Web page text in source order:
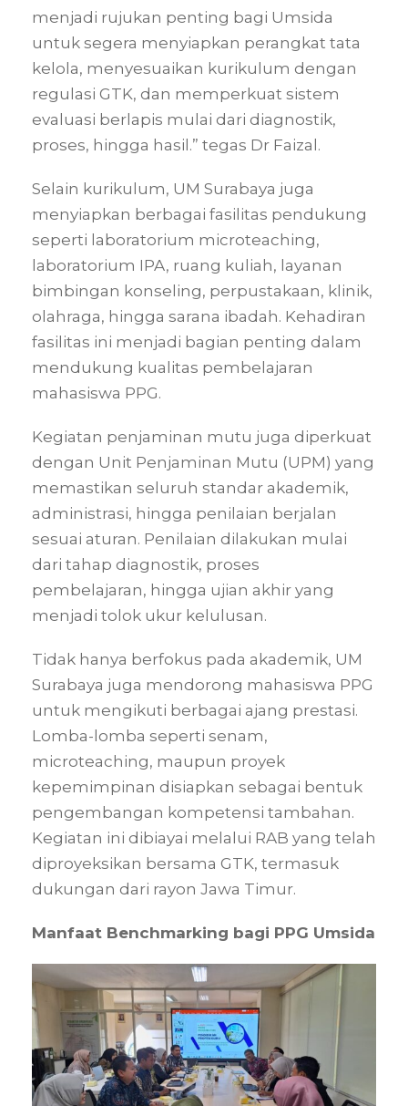
menjadi rujukan penting bagi Umsida
untuk segera menyiapkan perangkat tata
kelola, menyesuaikan kurikulum dengan
regulasi GTK, dan memperkuat sistem
evaluasi berlapis mulai dari diagnostik,
proses, hingga hasil.” tegas Dr Faizal.
Selain kurikulum, UM Surabaya juga
menyiapkan berbagai fasilitas pendukung
seperti laboratorium microteaching,
laboratorium IPA, ruang kuliah, layanan
bimbingan konseling, perpustakaan, klinik,
olahraga, hingga sarana ibadah. Kehadiran
fasilitas ini menjadi bagian penting dalam
mendukung kualitas pembelajaran
mahasiswa PPG.
Kegiatan penjaminan mutu juga diperkuat
dengan Unit Penjaminan Mutu (UPM) yang
memastikan seluruh standar akademik,
administrasi, hingga penilaian berjalan
sesuai aturan. Penilaian dilakukan mulai
dari tahap diagnostik, proses
pembelajaran, hingga ujian akhir yang
menjadi tolok ukur kelulusan.
Tidak hanya berfokus pada akademik, UM
Surabaya juga mendorong mahasiswa PPG
untuk mengikuti berbagai ajang prestasi.
Lomba-lomba seperti senam,
microteaching, maupun proyek
kepemimpinan disiapkan sebagai bentuk
pengembangan kompetensi tambahan.
Kegiatan ini dibiayai melalui RAB yang telah
diproyeksikan bersama GTK, termasuk
dukungan dari rayon Jawa Timur.
Manfaat Benchmarking bagi PPG Umsida